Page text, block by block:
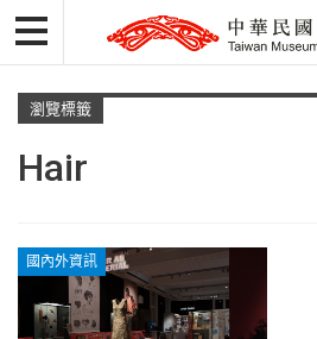
瀏覽標籤
Hair
國內外資訊